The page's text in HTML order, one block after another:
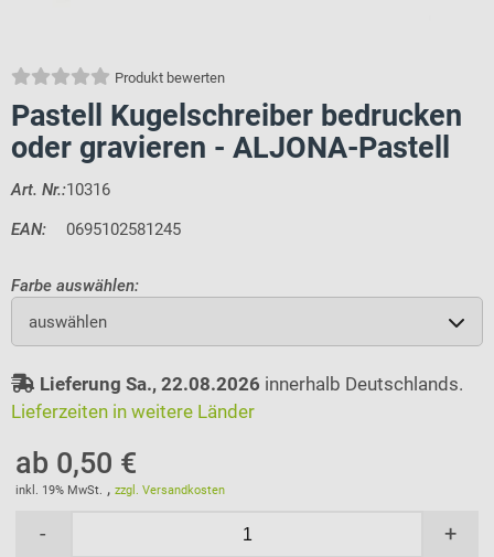
Produkt bewerten
Pastell Kugelschreiber bedrucken
oder gravieren - ALJONA-Pastell
Art. Nr.:10316
EAN: 0695102581245
Farbe auswählen:
auswählen
Lieferung Sa., 22.08.2026 innerhalb Deutschlands.
Lieferzeiten in weitere Länder
ab 0,50 €
inkl. 19% MwSt. ,zzgl. Versandkosten
- +